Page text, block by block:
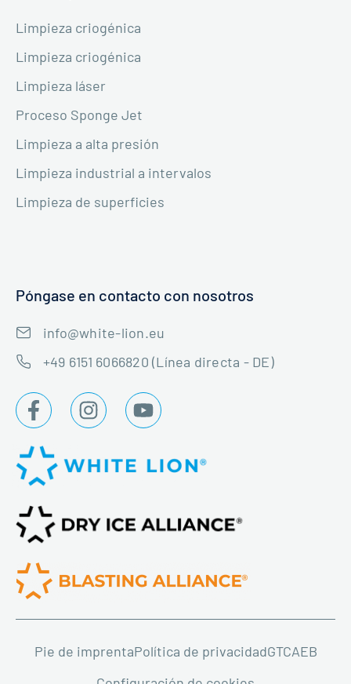
Limpieza criogénica
Limpieza criogénica
Limpieza láser
Proceso Sponge Jet
Limpieza a alta presión
Limpieza industrial a intervalos
Limpieza de superficies
Póngase en contacto con nosotros
info@white-lion.eu
+49 6151 6066820 (Línea directa - DE)
Pie de imprentaPolítica de privacidadGTCAEB